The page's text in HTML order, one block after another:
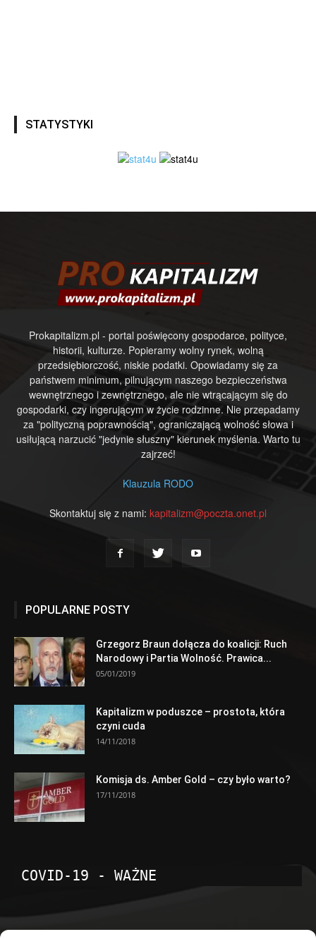
STATYSTYKI
Prokapitalizm.pl - portal poświęcony gospodarce, polityce,
historii, kulturze. Popieramy wolny rynek, wolną
przedsiębiorczość, niskie podatki. Opowiadamy się za
państwem minimum, pilnującym naszego bezpieczeństwa
wewnętrznego i zewnętrznego, ale nie wtrącającym się do
gospodarki, czy ingerującym w życie rodzinne. Nie przepadamy
za "polityczną poprawnością", ograniczającą wolność słowa i
usiłującą narzucić "jedynie słuszny" kierunek myślenia. Warto tu
zajrzeć!
Klauzula RODO
Skontaktuj się z nami: kapitalizm@poczta.onet.pl
POPULARNE POSTY
Grzegorz Braun dołącza do koalicji: Ruch
Narodowy i Partia Wolność. Prawica...
05/01/2019
Kapitalizm w poduszce – prostota, która
czyni cuda
14/11/2018
Komisja ds. Amber Gold – czy było warto?
17/11/2018
COVID-19 - WAŻNE